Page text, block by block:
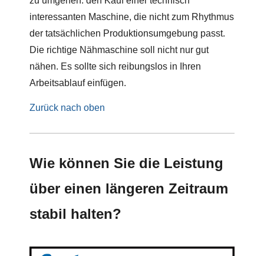
interessanten Maschine, die nicht zum Rhythmus
der tatsächlichen Produktionsumgebung passt.
Die richtige Nähmaschine soll nicht nur gut
nähen. Es sollte sich reibungslos in Ihren
Arbeitsablauf einfügen.
Zurück nach oben
Wie können Sie die Leistung
über einen längeren Zeitraum
stabil halten?